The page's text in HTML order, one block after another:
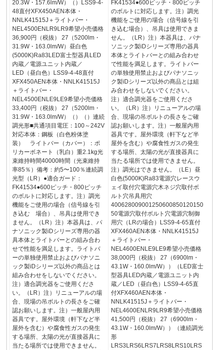
20.3W・157.6lm/W）（）LSS9-4-
48直付XFX450AEN本体・
NNLK41515J＋ライトバー・
NEL4500ENLR9LR9希望小売価格
36,900円（税抜） 27（5200lm・
31.9W・163.0lm/W）昼白色
(5000K)Ra83LED富士型器具LED
内蔵／電源ユニット内蔵／
LED（昼白色）LSS9-4-48直付
XFX450AEN本体・NNLK41515J
＋ライトバー・
NEL4500ENLE9LE9希望小売価格
33,400円（税抜） 27（5200lm・
31.9W・163.0lm/W）（）（）連続
調光形■共通項目電圧：100～242V
対応本体：鋼板（白色粉体塗
装） ライトバー（カバー）：ポ
リカーボネート（乳白）重2.1kg光
束維持時間40000時間（光束維持
率85％）備考：約5〜100％連続調
光型（LR）●適合ガード：
FK41534●600ピッチ・800ピッチ
のボルトに対応します。注）調光
機能をご使用の場合（信号線を引
き込む 場合）、吊具は使用でき
ません。（LR）注）本器具は、パ
ナソニック製iDシリーズ専用の器
具本体とライトバーとの組み合わ
せで性能を満足します。ライトバ
ーの単独使用禁止およびパナソニ
ック製iDシリーズ以外の商品とは
組み合わせをしないでください。
注）適合調光器をご使用くださ
い。（LR）注）リニューアルの場
合、現場の吊ボルトの長さをご確
認お願いします。注）一般屋内用
器具です。屋外環境（軒下など半
屋外を含む）や腐食性ガスの発生
する場所、太陽の光が直接器具に
当たる場所では使用できません。
FK41534●600ピッチ・800ピッチ
のボルトに対応します。注）調光
機能をご使用の場合（信号線を引
き込む場合）、吊具は使用できま
せん。（LR）注）本器具は、パナ
ソニック製iDシリーズ専用の器具
本体とライトバーとの組み合わせ
で性能を満足します。ライトバー
の単独使用禁止およびパナソニッ
ク製iDシリーズ以外の商品とは組
み合わせをしないでください。
注）適合調光器をご使用くださ
い。（LR）注）リニューアルの場
合、現場の吊ボルトの長さをご確
認お願いします。注）一般屋内用
器具です。屋外環境（軒下など半
屋外を含む）や腐食性ガスの発生
する場所、太陽の光が直接器具に
当たる場所では使用できません。
注）調光はできません。（LE）昼
白色(5000K)Ra83電源穴レースウ
ェイ取付穴電源穴木ネジ穴取付ボ
ルト穴吊具用穴
400628009001250600850120150
50電源穴取付ボルト穴電源穴制御
用穴（LRの場合）LSS9-4-65直付
XFX460AEN本体・NNLK41515J
＋ライトバー・
NEL4600ENLE9LE9希望小売価格
38,000円（税抜） 27（6900lm・
43.1W・160.0lm/W））（LED富士
型器具LED内蔵／電源ユニット内
蔵／LED（昼白色）LSS9-4-65直
付XFX460AEN本体・
NNLK41515J＋ライトバー・
NEL4600ENLR9LR9希望小売価格
41,500円（税抜） 27（6900lm・
43.1W・160.0lm/W））（連続調光
形
LRS3LRS6LRS7LRS8LRS10LRS